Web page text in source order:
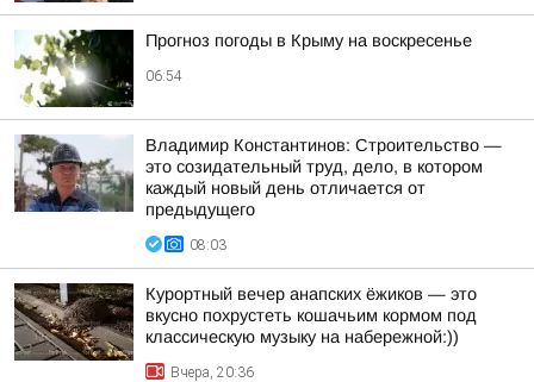
Прогноз погоды в Крыму на воскресенье
06:54
Владимир Константинов: Строительство —
это созидательный труд, дело, в котором
каждый новый день отличается от
предыдущего
08:03
Курортный вечер анапских ёжиков — это
вкусно похрустеть кошачьим кормом под
классическую музыку на набережной:))
Вчера, 20:36